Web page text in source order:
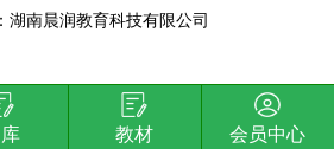
湖南晨润教育科技有限公司
教材 会员中心